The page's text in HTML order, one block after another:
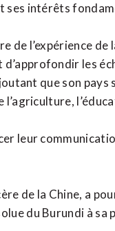
ses intérêts
de l’expérience
les
que son
leur
de la Chine, a
du Burundi à sa